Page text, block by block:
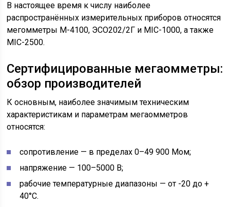
В настоящее время к числу наиболее
распространённых измерительных приборов относятся
мегомметры М-4100, ЭСО202/2Г и MIC-1000, а также
MIC-2500.
Сертифицированные мегаомметры:
обзор производителей
К основным, наиболее значимым техническим
характеристикам и параметрам мегаомметров
относятся:
сопротивление — в пределах 0–49 900 Мом;
напряжение — 100–5000 В;
рабочие температурные диапазоны — от -20 до +
40°С.